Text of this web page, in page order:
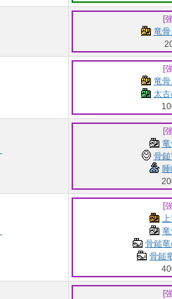
[
竜
[
竜
太
[
竜
骨
[
上
竜
骨鎚
骨鎚
[